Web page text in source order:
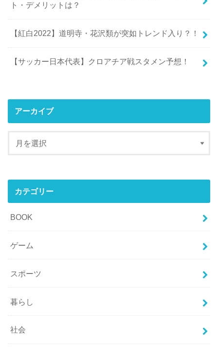
ト・デメリットは？
【紅白2022】道明寺・花沢類が突如トレンド入り？！
【サッカー日本代表】クロアチア戦スタメン予想！
アーカイブ
カテゴリー
BOOK
ゲーム
スポーツ
暮らし
社会